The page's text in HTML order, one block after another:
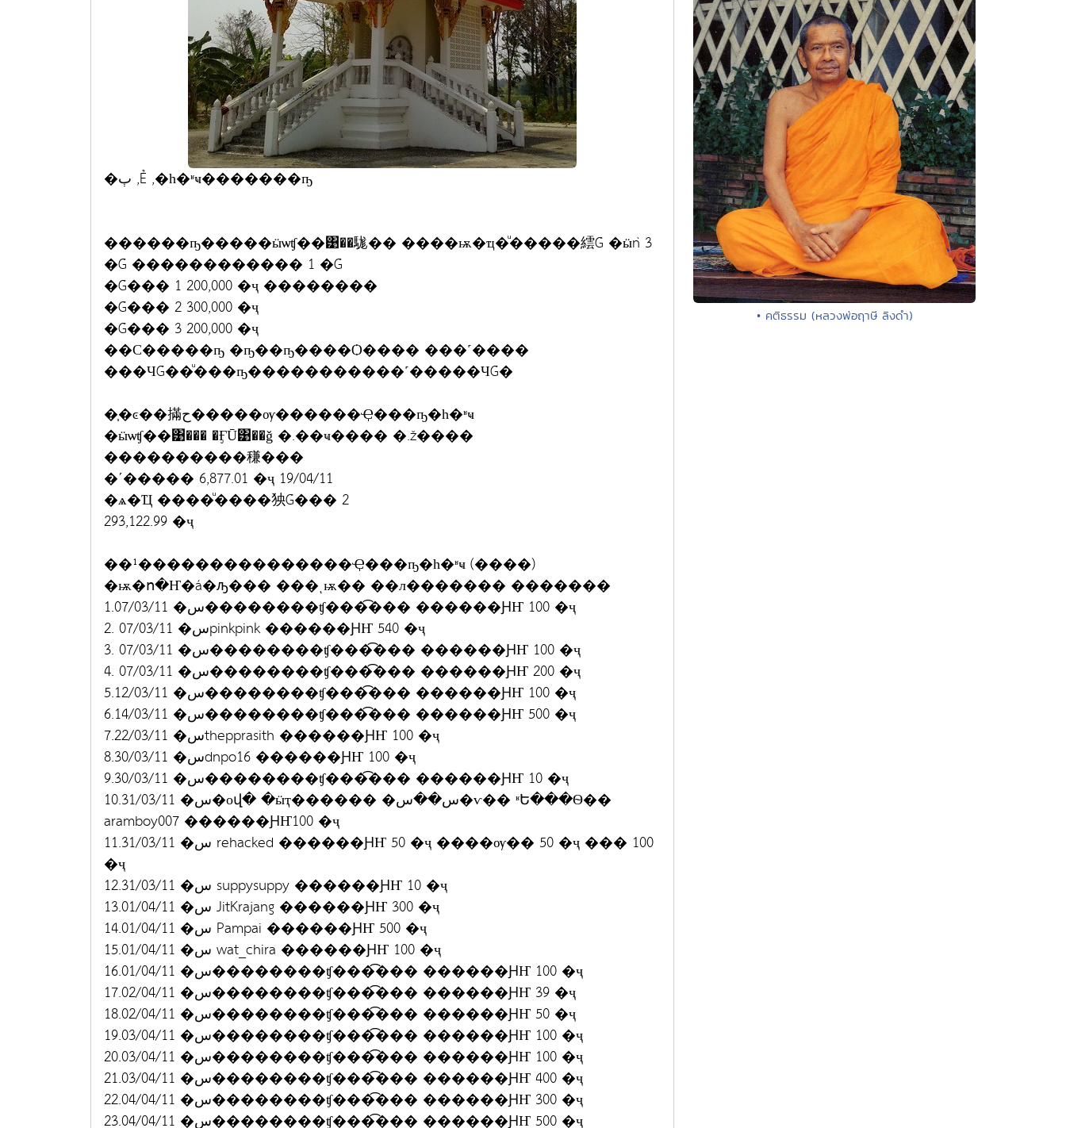
�ٻ ,Ẻ ,�һ�ʶҹ�������ҧ
������ҧ�����ӹѡʧ��͹��駹�� ����ѭ�ҵ�ͧ�����繧Ǵ �ӹǹ 3
�Ǵ ������������ 1 �Ǵ
�Ǵ��� 1 200,000 �ҷ ��������
�Ǵ��� 2 300,000 �ҷ
�Ǵ��� 3 200,000 �ҷ
��С�����ҧ �ҧ��ҧ����Ѻ���� ���˹����
���ЧǴ��ͧ���ҧ�����������˹�����ЧǴ�
�֧�ͼ��㨺ح�����ѹ������Ҿ���ҧ�һ�ʶҹ
�ӹѡʧ��͹��� �ӺŪ͹��ǧ �.��ҹ���� �.ž����
����������稴���
�ʹ����� 6,877.01 �ҷ 19/04/11
�ѧ�Ҵ ����ͧ����㹧Ǵ��� 2
293,122.99 �ҷ
��¹���������������Ҿ���ҧ�һ�ʶҹ (����)
�ѭ�ո�Ҥ�á�ԡ��� ���ͺѭ�� ��л������� �������
1.07/03/11 �س��������ʧ���͡��� ������ԨҤ 100 �ҷ
2. 07/03/11 �سpinkpink ������ԨҤ 540 �ҷ
3. 07/03/11 �س��������ʧ���͡��� ������ԨҤ 100 �ҷ
4. 07/03/11 �س��������ʧ���͡��� ������ԨҤ 200 �ҷ
5.12/03/11 �س��������ʧ���͡��� ������ԨҤ 100 �ҷ
6.14/03/11 �س��������ʧ���͡��� ������ԨҤ 500 �ҷ
7.22/03/11 �سthepprasith ������ԨҤ 100 �ҷ
8.30/03/11 �سdnpo16 ������ԨҤ 100 �ҷ
9.30/03/11 �س��������ʧ���͡��� ������ԨҤ 10 �ҷ
10.31/03/11 �س�оվ� �ӹҭ������ �س��س�ѵ�� ʶԵ���Ѳ��
aramboy007 ������ԨҤ100 �ҷ
11.31/03/11 �س rehacked ������ԨҤ 50 �ҷ ����ѹ�� 50 �ҷ ��� 100
�ҷ
12.31/03/11 �س suppysuppy ������ԨҤ 10 �ҷ
13.01/04/11 �س JitKrajang ������ԨҤ 300 �ҷ
14.01/04/11 �س Pampai ������ԨҤ 500 �ҷ
15.01/04/11 �س wat_chira ������ԨҤ 100 �ҷ
16.01/04/11 �س��������ʧ���͡��� ������ԨҤ 100 �ҷ
17.02/04/11 �س��������ʧ���͡��� ������ԨҤ 39 �ҷ
18.02/04/11 �س��������ʧ���͡��� ������ԨҤ 50 �ҷ
19.03/04/11 �س��������ʧ���͡��� ������ԨҤ 100 �ҷ
20.03/04/11 �س��������ʧ���͡��� ������ԨҤ 100 �ҷ
21.03/04/11 �س��������ʧ���͡��� ������ԨҤ 400 �ҷ
22.04/04/11 �س��������ʧ���͡��� ������ԨҤ 300 �ҷ
23.04/04/11 �س��������ʧ���͡��� ������ԨҤ 500 �ҷ
• คติธรรม (หลวงพ่อฤาษี ลิงดำ)